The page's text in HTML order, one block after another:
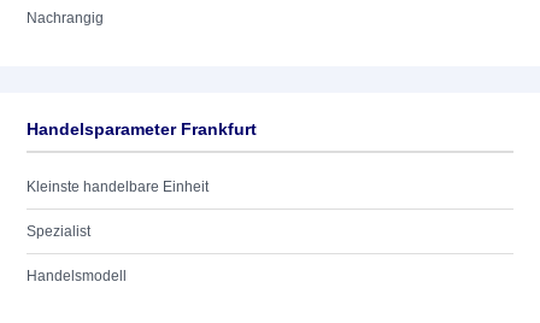
Nachrangig
Handelsparameter Frankfurt
Kleinste handelbare Einheit
Spezialist
Handelsmodell